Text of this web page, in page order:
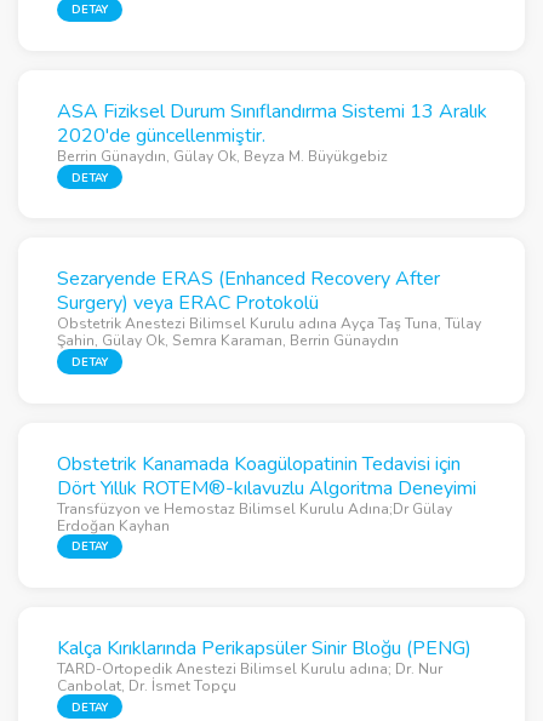
DETAY
ASA Fiziksel Durum Sınıflandırma Sistemi 13 Aralık
2020'de güncellenmiştir.
Berrin Günaydın, Gülay Ok, Beyza M. Büyükgebiz
DETAY
Sezaryende ERAS (Enhanced Recovery After
Surgery) veya ERAC Protokolü
Obstetrik Anestezi Bilimsel Kurulu adına Ayça Taş Tuna, Tülay
Şahin, Gülay Ok, Semra Karaman, Berrin Günaydın
DETAY
Obstetrik Kanamada Koagülopatinin Tedavisi için
Dört Yıllık ROTEM®-kılavuzlu Algoritma Deneyimi
Transfüzyon ve Hemostaz Bilimsel Kurulu Adına;Dr Gülay
Erdoğan Kayhan
DETAY
Kalça Kırıklarında Perikapsüler Sinir Bloğu (PENG)
TARD-Ortopedik Anestezi Bilimsel Kurulu adına; Dr. Nur
Canbolat, Dr. İsmet Topçu
DETAY